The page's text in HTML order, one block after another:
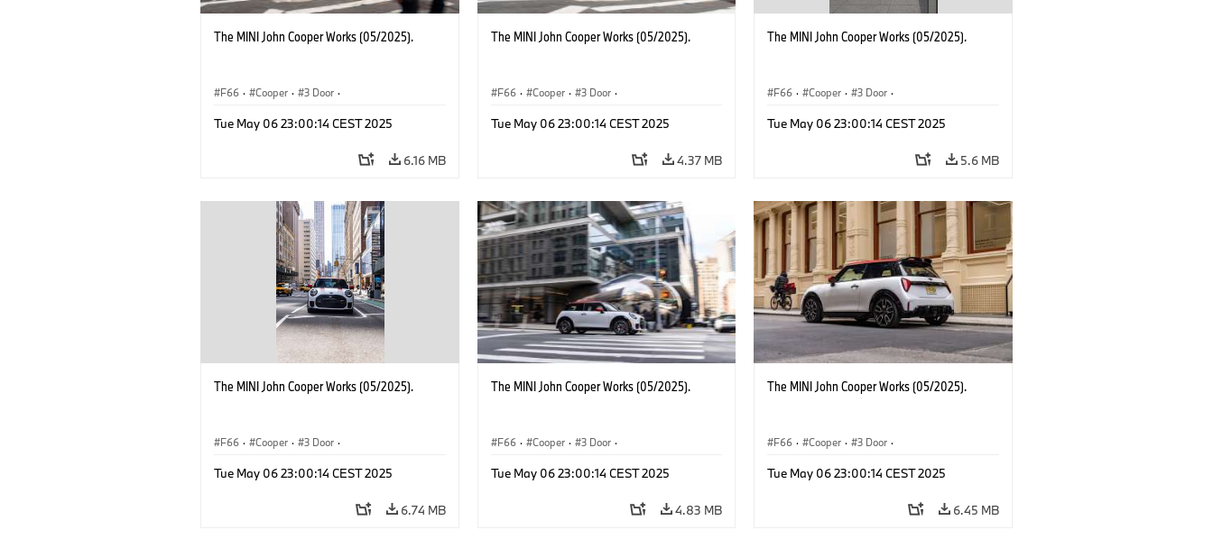
The MINI John Cooper Works (05/2025).
F66 · Cooper · 3 Door ·
Tue May 06 23:00:14 CEST 2025
6.16 MB
The MINI John Cooper Works (05/2025).
F66 · Cooper · 3 Door ·
Tue May 06 23:00:14 CEST 2025
4.37 MB
The MINI John Cooper Works (05/2025).
F66 · Cooper · 3 Door ·
Tue May 06 23:00:14 CEST 2025
5.6 MB
The MINI John Cooper Works (05/2025).
F66 · Cooper · 3 Door ·
Tue May 06 23:00:14 CEST 2025
6.74 MB
The MINI John Cooper Works (05/2025).
F66 · Cooper · 3 Door ·
Tue May 06 23:00:14 CEST 2025
4.83 MB
The MINI John Cooper Works (05/2025).
F66 · Cooper · 3 Door ·
Tue May 06 23:00:14 CEST 2025
6.45 MB